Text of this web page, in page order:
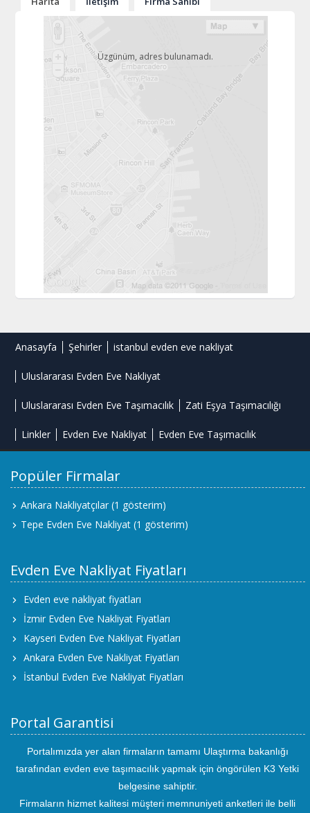
Üzgünüm, adres bulunamadı.
Anasayfa Şehirler istanbul evden eve nakliyat
Uluslararası Evden Eve Nakliyat
Uluslararası Evden Eve Taşımacılık Zati Eşya Taşımacılığı
Linkler Evden Eve Nakliyat Evden Eve Taşımacılık
Popüler Firmalar
Ankara Nakliyatçılar (1 gösterim)
Tepe Evden Eve Nakliyat (1 gösterim)
Evden Eve Nakliyat Fiyatları
Evden eve nakliyat fiyatları
İzmir Evden Eve Nakliyat Fiyatları
Kayseri Evden Eve Nakliyat Fiyatları
Ankara Evden Eve Nakliyat Fiyatları
İstanbul Evden Eve Nakliyat Fiyatları
Portal Garantisi
Portalımızda yer alan firmaların tamamı Ulaştırma bakanlığı
tarafından evden eve taşımacılık yapmak için öngörülen K3 Yetki
belgesine sahiptir.
Firmaların hizmet kalitesi müşteri memnuniyeti anketleri ile belli